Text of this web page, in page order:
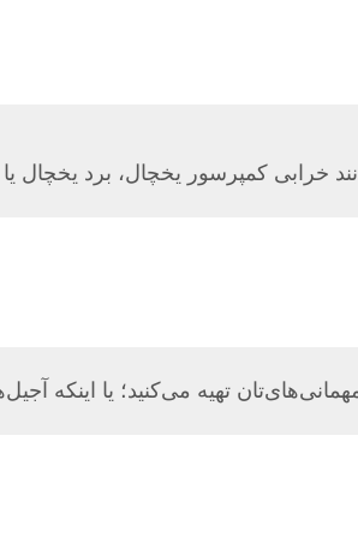
خرابی کمپرسور یخچال، برد یخچال
تهیه می‌کنید؛ یا اینکه